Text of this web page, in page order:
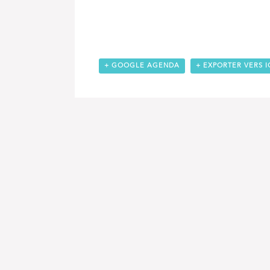
+ GOOGLE AGENDA + EXPORTER VERS